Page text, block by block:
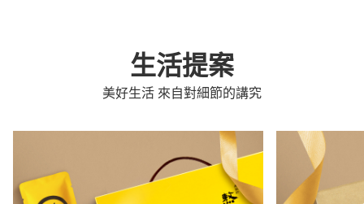
生活提案
美好生活 來自對細節的講究